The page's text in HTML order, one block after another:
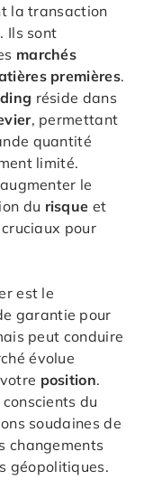
la transaction
Ils sont
marchés
premières.
réside dans
, permettant
quantité
limité.
le
du risque et
cruciaux pour
est le
garantie pour
peut conduire
évolue
position.
du
soudaines de
changements
géopolitiques.